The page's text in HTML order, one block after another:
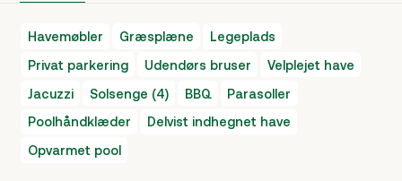
Havemøbler Græsplæne
Legeplads
Privat parkering
Udendørs bruser
Velplejet have
Jacuzzi
Solsenge (4) BBQ
Parasoller
Poolhåndklæder
Delvist indhegnet have
Opvarmet pool